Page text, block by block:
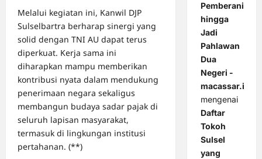
Melalui kegiatan ini, Kanwil DJP
Sulselbartra berharap sinergi yang
solid dengan TNI AU dapat terus
diperkuat. Kerja sama ini
diharapkan mampu memberikan
kontribusi nyata dalam mendukung
penerimaan negara sekaligus
membangun budaya sadar pajak di
seluruh lapisan masyarakat,
termasuk di lingkungan institusi
pertahanan. (**)
Pemberani
hingga
Jadi
Pahlawan
Dua
Negeri -
macassar.id
mengenai
Daftar
Tokoh
Sulsel
yang